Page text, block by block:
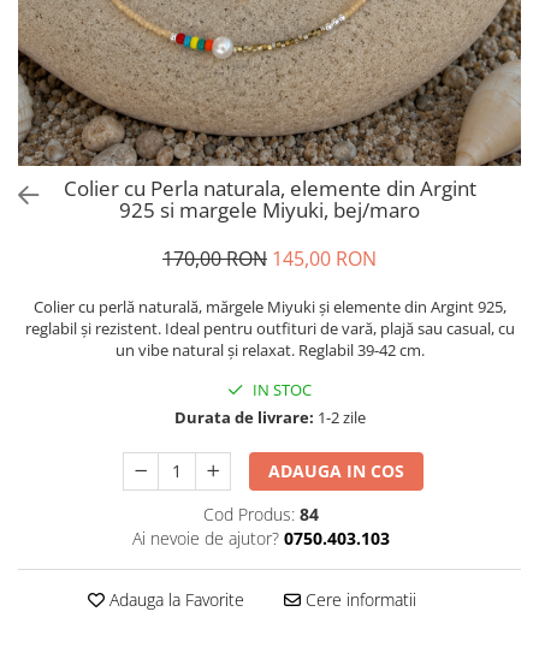
Coliere Transparente cu Stea
Coliere Transparente cu Soare
Coliere Transparente cu Semilună
Coliere Transparente cu Zodii
Coliere Transparente cu Perle
Coliere Transparente cu Initiale
Coliere Transparente cu Flori
Coliere Transparente cu Molecule
Coliere Transparente cu Pietre
Naturale
Coliere Transparente Diverse
Lănțișoare cu Inimioare
Lănțișoare cu Cruce
Lănțișoare cu Semilună
Lănțișoare cu Zodii
Lănțișoare cu Animale
Brățări din Argint cu pietre
semiprețioase
Brățări elastice cu pietre
semiprețioase
LĂNȚIȘOARE ARGINT
Colier cu Perla naturala, elemente din Argint
925 si margele Miyuki, bej/maro
170,00 RON 145,00 RON
Colier cu perlă naturală, mărgele Miyuki și elemente din Argint 925,
reglabil și rezistent. Ideal pentru outfituri de vară, plajă sau casual, cu
un vibe natural și relaxat. Reglabil 39-42 cm.
IN STOC
Durata de livrare: 1-2 zile
ADAUGA IN COS
Cod Produs: 84
Ai nevoie de ajutor? 0750.403.103
Adauga la Favorite Cere informatii